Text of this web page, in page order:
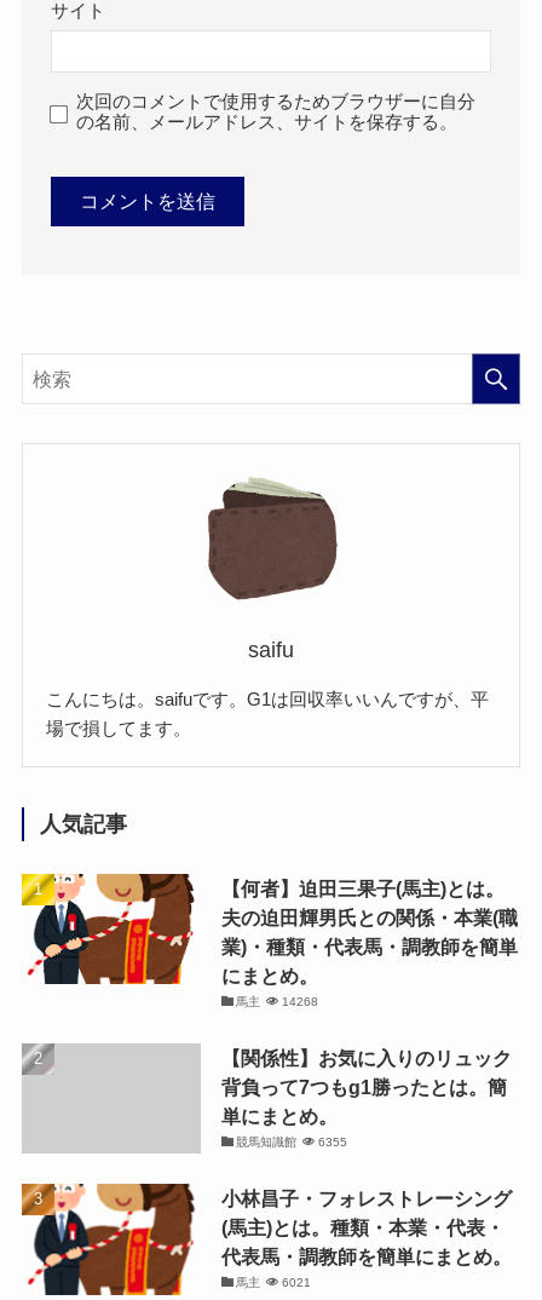
サイト
次回のコメントで使用するためブラウザーに自分
の名前、メールアドレス、サイトを保存する。
saifu
こんにちは。saifuです。G1は回収率いいんですが、平
場で損してます。
人気記事
【何者】迫田三果子(馬主)とは。
夫の迫田輝男氏との関係・本業(職
業)・種類・代表馬・調教師を簡単
にまとめ。
馬主 14268
【関係性】お気に入りのリュック
背負って7つもg1勝ったとは。簡
単にまとめ。
競馬知識館 6355
小林昌子・フォレストレーシング
(馬主)とは。種類・本業・代表・
代表馬・調教師を簡単にまとめ。
馬主 6021